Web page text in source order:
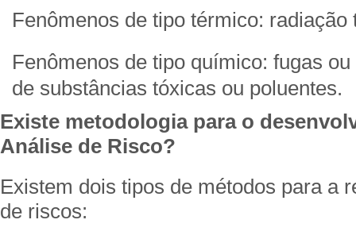
Fenômenos de tipo térmico: radiação
Fenômenos de tipo químico: fugas
de substâncias tóxicas ou poluentes.
Existe metodologia para o
Análise de Risco?
Existem dois tipos de métodos para a
de riscos: